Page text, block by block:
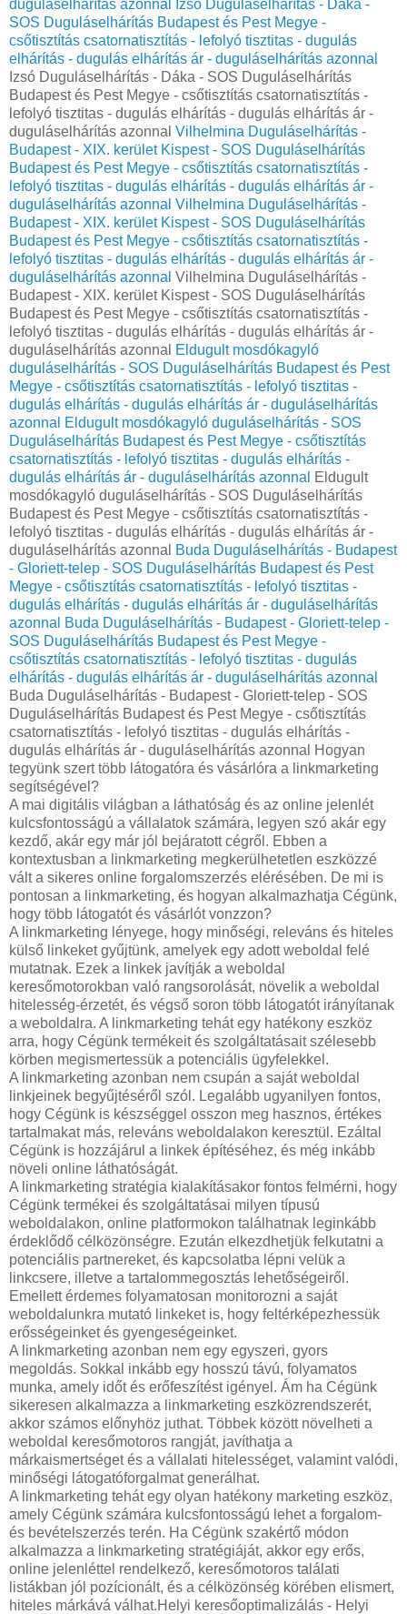
duguláselhárítás azonnal
Izsó Duguláselhárítás - Dáka -
SOS Duguláselhárítás Budapest és Pest Megye -
csőtisztítás csatornatisztítás - lefolyó tisztitas - dugulás
elhárítás - dugulás elhárítás ár - duguláselhárítás azonnal
Izsó Duguláselhárítás - Dáka - SOS Duguláselhárítás
Budapest és Pest Megye - csőtisztítás csatornatisztítás -
lefolyó tisztitas - dugulás elhárítás - dugulás elhárítás ár -
duguláselhárítás azonnal Vilhelmina Duguláselhárítás -
Budapest - XIX. kerület Kispest - SOS Duguláselhárítás
Budapest és Pest Megye - csőtisztítás csatornatisztítás -
lefolyó tisztitas - dugulás elhárítás - dugulás elhárítás ár -
duguláselhárítás azonnal Vilhelmina Duguláselhárítás -
Budapest - XIX. kerület Kispest - SOS Duguláselhárítás
Budapest és Pest Megye - csőtisztítás csatornatisztítás -
lefolyó tisztitas - dugulás elhárítás - dugulás elhárítás ár -
duguláselhárítás azonnal Vilhelmina Duguláselhárítás -
Budapest - XIX. kerület Kispest - SOS Duguláselhárítás
Budapest és Pest Megye - csőtisztítás csatornatisztítás -
lefolyó tisztitas - dugulás elhárítás - dugulás elhárítás ár -
duguláselhárítás azonnal
Eldugult mosdókagyló
duguláselhárítás - SOS Duguláselhárítás Budapest és Pest
Megye - csőtisztítás csatornatisztítás - lefolyó tisztitas -
dugulás elhárítás - dugulás elhárítás ár - duguláselhárítás
azonnal
Eldugult mosdókagyló duguláselhárítás - SOS
Duguláselhárítás Budapest és Pest Megye - csőtisztítás
csatornatisztítás - lefolyó tisztitas - dugulás elhárítás -
dugulás elhárítás ár - duguláselhárítás azonnal
Eldugult
mosdókagyló duguláselhárítás - SOS Duguláselhárítás
Budapest és Pest Megye - csőtisztítás csatornatisztítás -
lefolyó tisztitas - dugulás elhárítás - dugulás elhárítás ár -
duguláselhárítás azonnal
Buda Duguláselhárítás - Budapest
- Gloriett-telep - SOS Duguláselhárítás Budapest és Pest
Megye - csőtisztítás csatornatisztítás - lefolyó tisztitas -
dugulás elhárítás - dugulás elhárítás ár - duguláselhárítás
azonnal
Buda Duguláselhárítás - Budapest - Gloriett-telep -
SOS Duguláselhárítás Budapest és Pest Megye -
csőtisztítás csatornatisztítás - lefolyó tisztitas - dugulás
elhárítás - dugulás elhárítás ár - duguláselhárítás azonnal
Buda Duguláselhárítás - Budapest - Gloriett-telep - SOS
Duguláselhárítás Budapest és Pest Megye - csőtisztítás
csatornatisztítás - lefolyó tisztitas - dugulás elhárítás -
dugulás elhárítás ár - duguláselhárítás azonnal Hogyan
tegyünk szert több látogatóra és vásárlóra a linkmarketing
segítségével?
A mai digitális világban a láthatóság és az online jelenlét
kulcsfontosságú a vállalatok számára, legyen szó akár egy
kezdő, akár egy már jól bejáratott cégről. Ebben a
kontextusban a linkmarketing megkerülhetetlen eszközzé
vált a sikeres online forgalomszerzés elérésében. De mi is
pontosan a linkmarketing, és hogyan alkalmazhatja Cégünk,
hogy több látogatót és vásárlót vonzzon?
A linkmarketing lényege, hogy minőségi, releváns és hiteles
külső linkeket gyűjtünk, amelyek egy adott weboldal felé
mutatnak. Ezek a linkek javítják a weboldal
keresőmotorokban való rangsorolását, növelik a weboldal
hitelesség-érzetét, és végső soron több látogatót irányítanak
a weboldalra. A linkmarketing tehát egy hatékony eszköz
arra, hogy Cégünk termékeit és szolgáltatásait szélesebb
körben megismertessük a potenciális ügyfelekkel.
A linkmarketing azonban nem csupán a saját weboldal
linkjeinek begyűjtéséről szól. Legalább ugyanilyen fontos,
hogy Cégünk is készséggel osszon meg hasznos, értékes
tartalmakat más, releváns weboldalakon keresztül. Ezáltal
Cégünk is hozzájárul a linkek építéséhez, és még inkább
növeli online láthatóságát.
A linkmarketing stratégia kialakításakor fontos felmérni, hogy
Cégünk termékei és szolgáltatásai milyen típusú
weboldalakon, online platformokon találhatnak leginkább
érdeklődő célközönségre. Ezután elkezdhetjük felkutatni a
potenciális partnereket, és kapcsolatba lépni velük a
linkcsere, illetve a tartalommegosztás lehetőségeiről.
Emellett érdemes folyamatosan monitorozni a saját
weboldalunkra mutató linkeket is, hogy feltérképezhessük
erősségeinket és gyengeségeinket.
A linkmarketing azonban nem egy egyszeri, gyors
megoldás. Sokkal inkább egy hosszú távú, folyamatos
munka, amely időt és erőfeszítést igényel. Ám ha Cégünk
sikeresen alkalmazza a linkmarketing eszközrendszerét,
akkor számos előnyhöz juthat. Többek között növelheti a
weboldal keresőmotoros rangját, javíthatja a
márkaismertséget és a vállalati hitelességet, valamint valódi,
minőségi látogatóforgalmat generálhat.
A linkmarketing tehát egy olyan hatékony marketing eszköz,
amely Cégünk számára kulcsfontosságú lehet a forgalom-
és bevételszerzés terén. Ha Cégünk szakértő módon
alkalmazza a linkmarketing stratégiáját, akkor egy erős,
online jelenléttel rendelkező, keresőmotoros találati
listákban jól pozícionált, és a célközönség körében elismert,
hiteles márkává válhat.Helyi keresőoptimalizálás - Helyi